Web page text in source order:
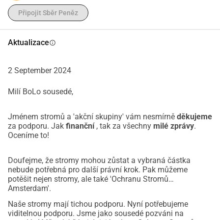
Připojit Sběr Peněz
Aktualizaceinfo
2 September 2024
Milí BoLo sousedé,
Jménem stromů a 'akční skupiny' vám nesmírně děkujeme
za podporu. Jak finanční , tak za všechny milé zprávy.
Oceníme to!
Doufejme, že stromy mohou zůstat a vybraná částka
nebude potřebná pro další právní krok. Pak můžeme
potěšit nejen stromy, ale také 'Ochranu Stromů
Amsterdam'.
Naše stromy mají tichou podporu. Nyní potřebujeme
viditelnou podporu. Jsme jako sousedé pozváni na